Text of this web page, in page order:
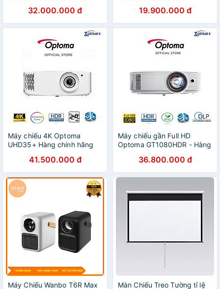
AUDIO32.000.000 đ 19.900.000 đ
Máy chiếu 4K Optoma
UHD35+ Hàng chính hãng
41.500.000 đ
Máy chiếu gần Full HD
Optoma GT1080HDR - Hàng
AUDIO36.800.000 đ
Máy Chiếu Wanbo T6R Max
Màn Chiếu Treo Tường tỉ lệ